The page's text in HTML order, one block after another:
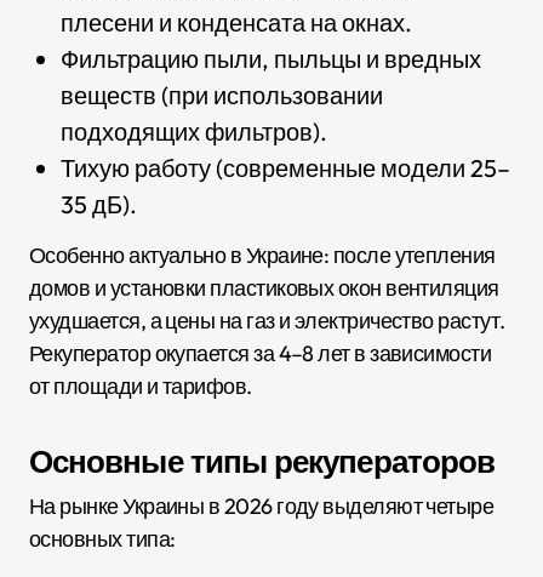
плесени и конденсата на окнах.
Фильтрацию пыли, пыльцы и вредных
веществ (при использовании
подходящих фильтров).
Тихую работу (современные модели 25–
35 дБ).
Особенно актуально в Украине: после утепления
домов и установки пластиковых окон вентиляция
ухудшается, а цены на газ и электричество растут.
Рекуператор окупается за 4–8 лет в зависимости
от площади и тарифов.
Основные типы рекуператоров
На рынке Украины в 2026 году выделяют четыре
основных типа: